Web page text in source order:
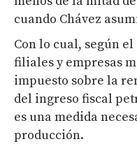
cuando Chávez
Con lo cual, según el
filiales y empresas
impuesto sobre la
del ingreso fiscal
es una medida
producción.